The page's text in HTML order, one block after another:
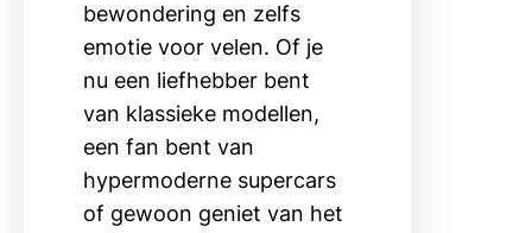
bewondering en zelfs
emotie voor velen. Of je
nu een liefhebber bent
van klassieke modellen,
een fan bent van
hypermoderne supercars
of gewoon geniet van het